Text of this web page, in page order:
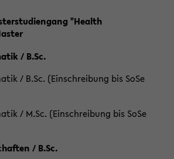
"Health
/ B.Sc.
/ B.Sc. (Einschreibung bis SoSe
/ M.Sc. (Einschreibung bis SoSe
/ B.Sc.